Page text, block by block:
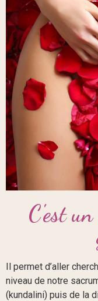
C'est
Il permet d’aller
niveau de notre
(kundalini) puis de la